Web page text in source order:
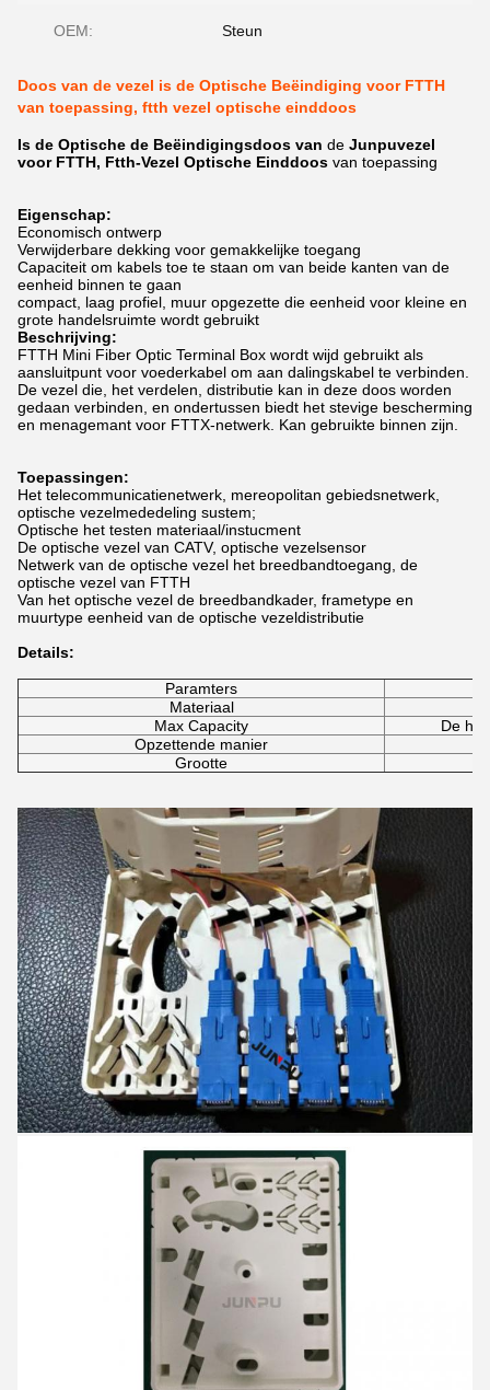
OEM: Steun
Doos van de vezel is de Optische Beëindiging voor FTTH
van toepassing, ftth vezel optische einddoos
Is de Optische de Beëindigingsdoos van de Junpuvezel
voor FTTH, Ftth-Vezel Optische Einddoos van toepassing
Eigenschap:
Economisch ontwerp
Verwijderbare dekking voor gemakkelijke toegang
Capaciteit om kabels toe te staan om van beide kanten van de
eenheid binnen te gaan
compact, laag profiel, muur opgezette die eenheid voor kleine en
grote handelsruimte wordt gebruikt
Beschrijving:
FTTH Mini Fiber Optic Terminal Box wordt wijd gebruikt als
aansluitpunt voor voederkabel om aan dalingskabel te verbinden.
De vezel die, het verdelen, distributie kan in deze doos worden
gedaan verbinden, en ondertussen biedt het stevige bescherming
en menagemant voor FTTX-netwerk. Kan gebruikte binnen zijn.
Toepassingen:
Het telecommunicatienetwerk, mereopolitan gebiedsnetwerk,
optische vezelmededeling sustem;
Optische het testen materiaal/instucment
De optische vezel van CATV, optische vezelsensor
Netwerk van de optische vezel het breedbandtoegang, de
optische vezel van FTTH
Van het optische vezel de breedbandkader, frametype en
muurtype eenheid van de optische vezeldistributie
Details:
Paramters
Materiaal
Max Capacity
De
Opzettende manier
Grootte